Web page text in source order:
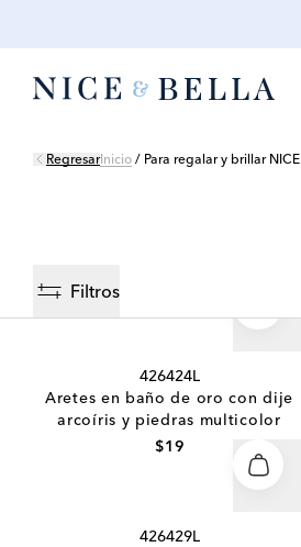
RegresarInicio / Para regalar y brillar NICE
Filtros
426424L
Aretes en baño de oro con dije
arcoíris y piedras multicolor
$19
426429L